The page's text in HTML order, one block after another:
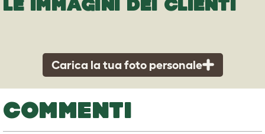
Carica la tua foto personale
COMMENTI